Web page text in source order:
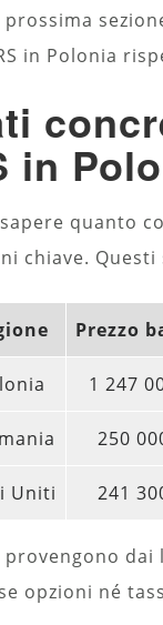
prossima
in Polonia
in
quanto
chiave.
Prezzo
1 247
250
Uniti 241
provengono dai
opzioni né